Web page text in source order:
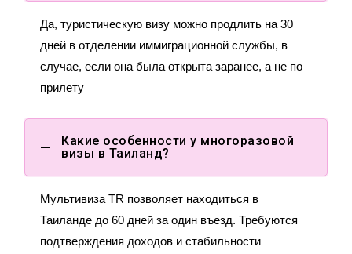
Да, туристическую визу можно продлить на 30
дней в отделении иммиграционной службы, в
случае, если она была открыта заранее, а не по
прилету
Какие особенности у многоразовой
визы в Таиланд?
Мультивиза TR позволяет находиться в
Таиланде до 60 дней за один въезд. Требуются
подтверждения доходов и стабильности